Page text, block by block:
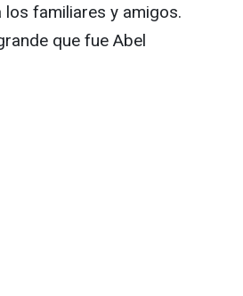
familiares y amigos.
que fue Abel